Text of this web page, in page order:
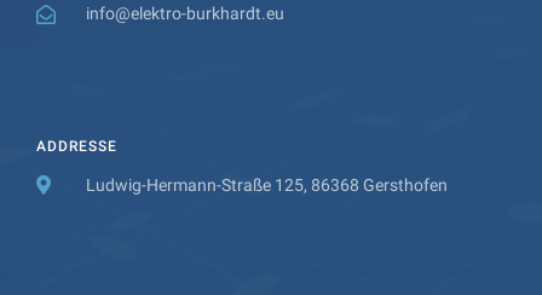
ADDRESSE
Ludwig-Hermann-Straße 125, 86368 Gersthofen
info@elektro-burkhardt.eu